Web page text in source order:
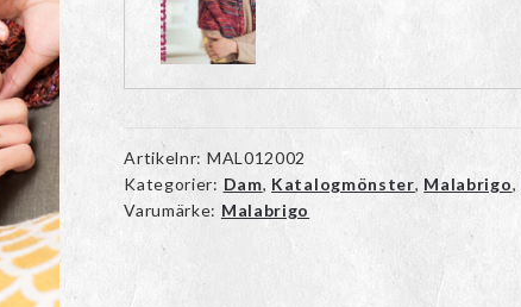
Artikelnr: MAL012002
Kategorier: Dam, Katalogmönster, Malabrigo,
Varumärke: Malabrigo